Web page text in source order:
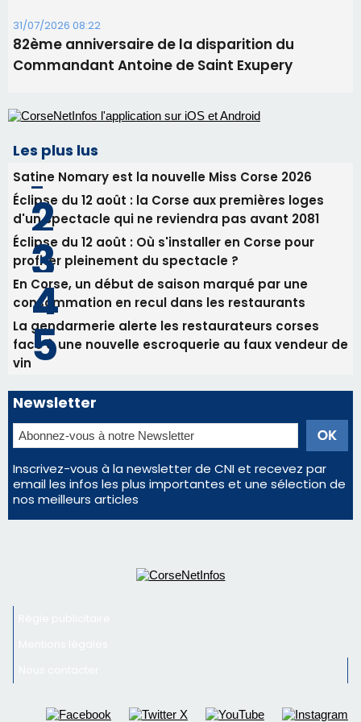
Alata - Soirée Tango Argentin au stade de San
Benedetto
05/08/2026 09:53
procession le 14 août
31/07/2026 08:24
Tennis - Début ce week-end du tournoi du
RCPV
31/07/2026 08:22
82ème anniversaire de la disparition du
Commandant Antoine de Saint Exupery
Les plus lus
Satine Nomary est la nouvelle Miss Corse 2026
Éclipse du 12 août : la Corse aux premières loges
d'un spectacle qui ne reviendra pas avant 2081
Éclipse du 12 août : Où s'installer en Corse pour
profiter pleinement du spectacle ?
En Corse, un début de saison marqué par une
consommation en recul dans les restaurants
nos meilleurs articles